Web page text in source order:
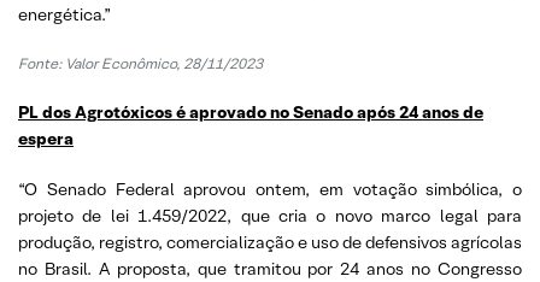
energética.”
Fonte: Valor Econômico, 28/11/2023
PL dos Agrotóxicos é aprovado no Senado após 24 anos de
espera
“O Senado Federal aprovou ontem, em votação simbólica, o
projeto de lei 1.459/2022, que cria o novo marco legal para
produção, registro, comercialização e uso de defensivos agrícolas
no Brasil. A proposta, que tramitou por 24 anos no Congresso